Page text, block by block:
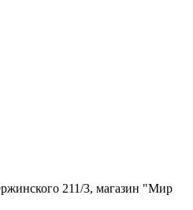
211/3, магазин "Мир